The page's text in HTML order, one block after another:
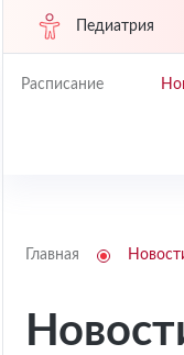
Педиатрия
Расписание
Главная